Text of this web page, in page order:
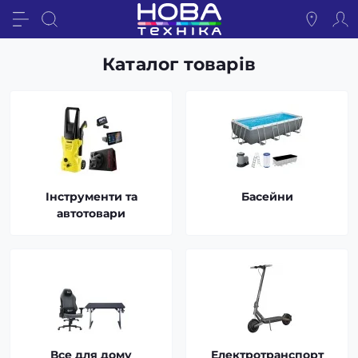
Каталог товарів
Інструменти та
автотовари
Басейни
Все для дому Електротранспорт